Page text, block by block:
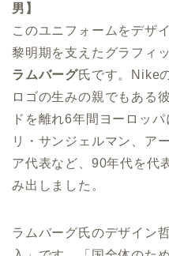
男】
このユニフォームをデザ
黎明期を支えたグラフィ
ラムバーグ氏です。Nike
ロゴの生みの親でもある
ドを離れ6年間ヨーロッ
リ・サンジェルマン、ア
ア代表など、90年代を代
み出しました。
ラムバーグ氏のデザイン